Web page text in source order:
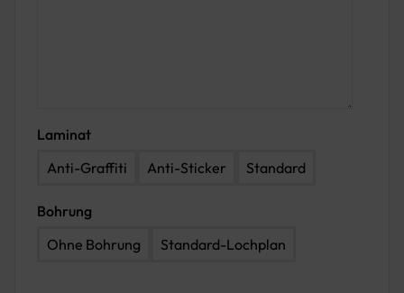
Laminat
Anti-Graffiti
Anti-Sticker Standard
Bohrung
Ohne Bohrung
Standard-Lochplan